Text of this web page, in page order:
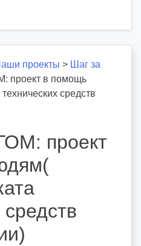
проекты > Шаг за
проект в помощь
средств
проект